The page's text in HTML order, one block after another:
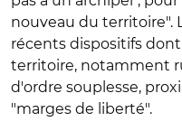
nouveau du territoire".
récents dispositifs
territoire, notamment
d'ordre souplesse,
"marges de liberté".